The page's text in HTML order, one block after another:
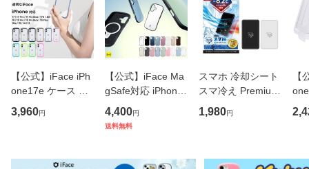
【公式】iFace iPh
one17e ケース Ref
lection 強化ガラス
クリアケース iPho
16Plus 16ProMax
3,960円
【公式】iFace Ma
gSafe対応 iPhone
17e ケース First Cl
ass MagSynq iPho
16Plus 16ProMax
4,400円
送料無料
スマホ 冷却シート
スマ冷え Premium
貼って剥がせる ス
マートフォン 冷却
マット 冷却グッズ
1,980円
【
フ
見